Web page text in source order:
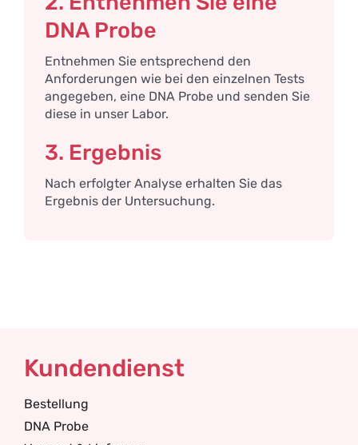
DNA Probe
Entnehmen Sie entsprechend den
Anforderungen wie bei den einzelnen Tests
angegeben, eine DNA Probe und senden Sie
diese in unser Labor.
3. Ergebnis
Nach erfolgter Analyse erhalten Sie das
Ergebnis der Untersuchung.
Kundendienst
Bestellung
DNA Probe